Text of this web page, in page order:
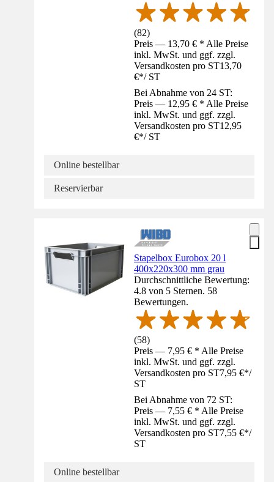
(82)
Preis — 13,70 € * Alle Preise
inkl. MwSt. und ggf. zzgl.
Versandkosten pro ST13,70
€*/ ST
Bei Abnahme von 24 ST:
Preis — 12,95 € * Alle Preise
inkl. MwSt. und ggf. zzgl.
Versandkosten pro ST12,95
€*/ ST
Online bestellbar
Reservierbar
Stapelbox Eurobox 20 l
400x220x300 mm grau
Durchschnittliche Bewertung:
4.8 von 5 Sternen. 58
Bewertungen.
(58)
Preis — 7,95 € * Alle Preise
inkl. MwSt. und ggf. zzgl.
Versandkosten pro ST7,95 €*/
ST
Bei Abnahme von 72 ST:
Preis — 7,55 € * Alle Preise
inkl. MwSt. und ggf. zzgl.
Versandkosten pro ST7,55 €*/
ST
Online bestellbar